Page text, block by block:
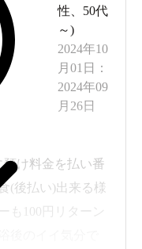
性
50代
～)
2024年10
月01日
：
2024年09
月26日
預け料金を払い番
(後払い)出来る様
も100円リターン